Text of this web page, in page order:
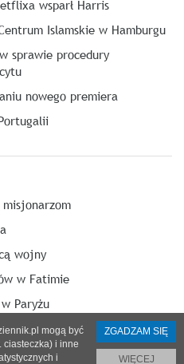
wsparł Harris
Islamskie w Hamburgu
sprawie procedury
nowego premiera
misjonarzom
wojny
w Fatimie
Paryżu
mogą być
ciasteczka) i inne
i
ZGADZAM SIĘ
WIĘCEJ